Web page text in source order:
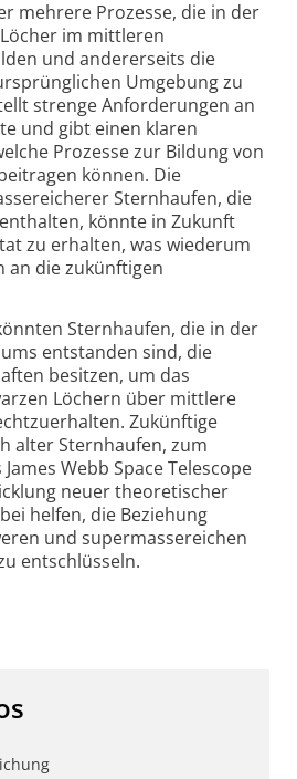
mehrere Prozesse, die in der
im mittleren
und andererseits die
Umgebung zu
strenge Anforderungen an
und gibt einen klaren
Prozesse zur Bildung von
können. Die
Sternhaufen, die
könnte in Zukunft
zu erhalten, was wiederum
an die zukünftigen
Sternhaufen, die in der
entstanden sind, die
besitzen, um das
Löchern über mittlere
Zukünftige
alter Sternhaufen, zum
Webb Space Telescope
neuer theo­retischer
helfen, die Beziehung
und supermasse­reichen
entschlüsseln.